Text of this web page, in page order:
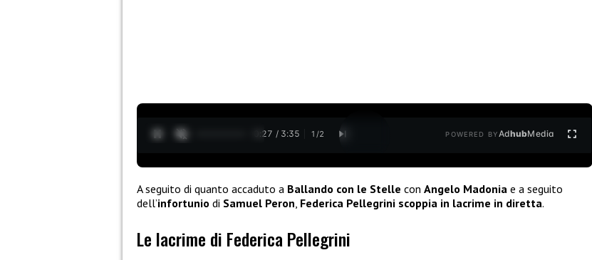
0:28 / 3:35 1 /2 POWERED BYAdhubMedia
A seguito di quanto accaduto a Ballando con le Stelle con Angelo Madonia e a seguito
dell’infortunio di Samuel Peron Federica Pellegrini scoppia in lacrime in diretta.
Le lacrime di Federica Pellegrini